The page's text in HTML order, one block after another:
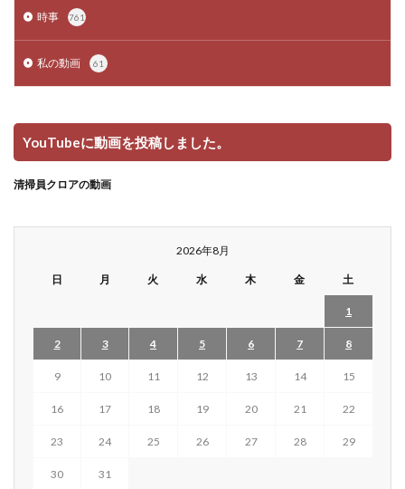
時事 761
私の動画 61
YouTubeに動画を投稿しました。
清掃員クロアの動画
2026年8月
日 月 火 水 木 金 土
1
2 3 4 5 6 7 8
9 10 11 12 13 14 15
16 17 18 19 20 21 22
23 24 25 26 27 28 29
30 31